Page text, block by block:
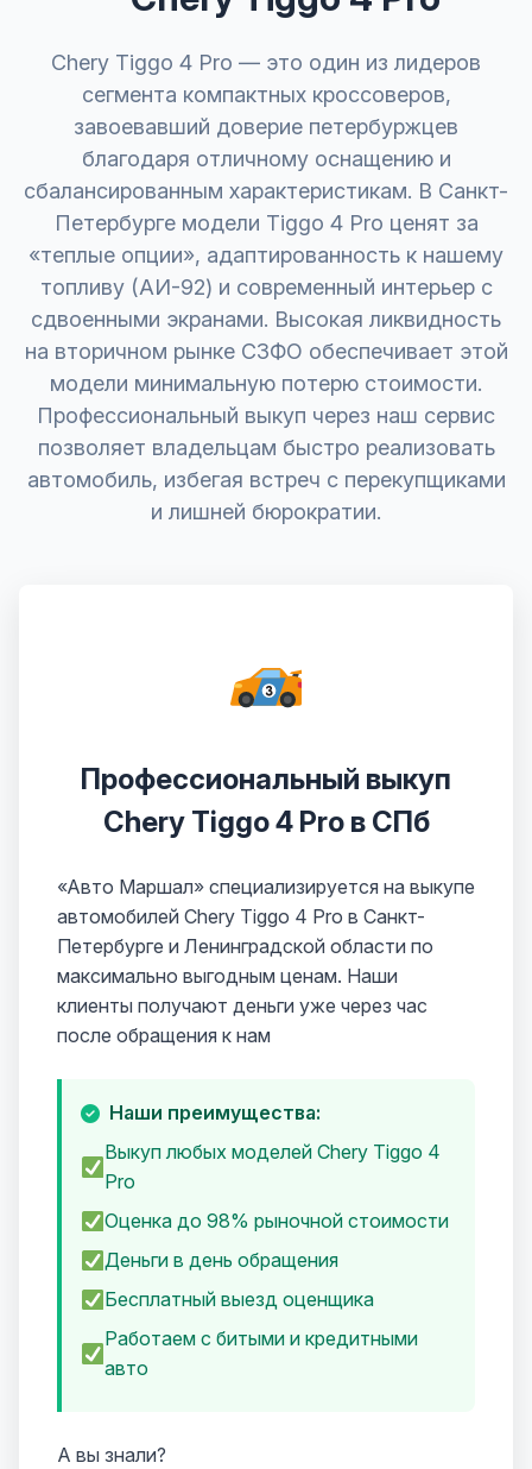
Chery Tiggo 4 Pro — это один из лидеров
сегмента компактных кроссоверов,
завоевавший доверие петербуржцев
благодаря отличному оснащению и
сбалансированным характеристикам. В Санкт-
Петербурге модели Tiggo 4 Pro ценят за
«теплые опции», адаптированность к нашему
топливу (АИ-92) и современный интерьер с
сдвоенными экранами. Высокая ликвидность
на вторичном рынке СЗФО обеспечивает этой
модели минимальную потерю стоимости.
Профессиональный выкуп через наш сервис
позволяет владельцам быстро реализовать
автомобиль, избегая встреч с перекупщиками
и лишней бюрократии.
Профессиональный выкуп
Chery Tiggo 4 Pro в СПб
«Авто Маршал» специализируется на выкупе
автомобилей Chery Tiggo 4 Pro в Санкт-
Петербурге и Ленинградской области по
максимально выгодным ценам. Наши
клиенты получают деньги уже через час
после обращения к нам
Наши преимущества:
Выкуп любых моделей Chery Tiggo 4
Pro
Оценка до 98% рыночной стоимости
Деньги в день обращения
Бесплатный выезд оценщика
Работаем с битыми и кредитными
авто
А вы знали?